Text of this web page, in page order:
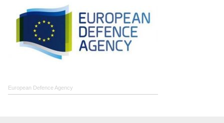
European Defence Agency